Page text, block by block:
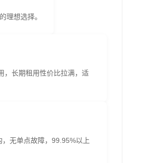
理想选择。
长期租用性价比拉满，适
无单点故障，99.95%以上